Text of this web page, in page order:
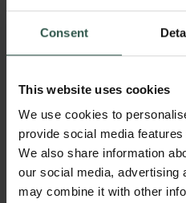
Consent
This website uses cookies
We use cookies to
provide social media
We also share information
our social media, advertising
may combine it with other
At vide præcis, hvordan
musik, kan bidrage til en
hjernens kognitive
Ifølge Leonardo Bonetti
detaljeret indsigt i hjernens
forudsige musik. Det kan
måder at forske i, hvordan
påvirker vores kognitive